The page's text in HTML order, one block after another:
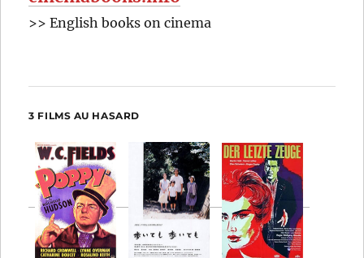
>> English books on cinema
3 FILMS AU HASARD